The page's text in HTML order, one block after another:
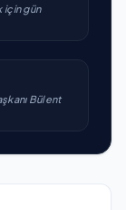
için gün
Bülent